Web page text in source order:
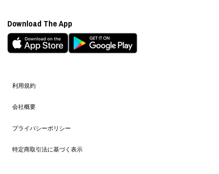
利用規約
会社概要
プライバシーポリシー
特定商取引法に基づく表示
Download The App